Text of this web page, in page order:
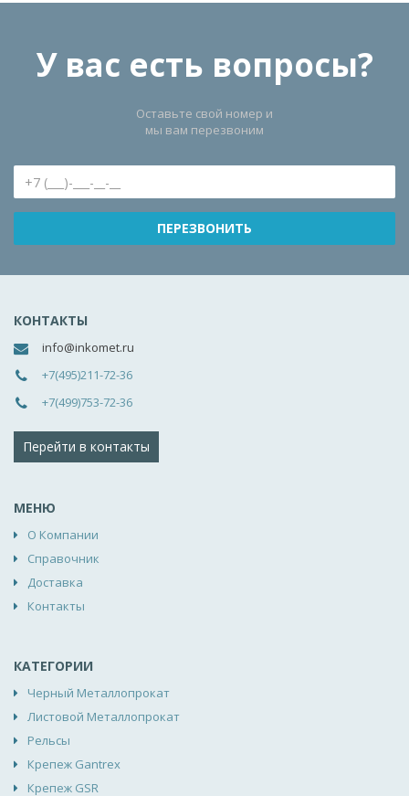
У вас есть вопросы?
Оставьте свой номер и
мы вам перезвоним
КОНТАКТЫ
info@inkomet.ru
+7(495)211-72-36
+7(499)753-72-36
Перейти в контакты
МЕНЮ
О Компании
Справочник
Доставка
Контакты
КАТЕГОРИИ
Черный Металлопрокат
Листовой Металлопрокат
Рельсы
Крепеж Gantrex
Крепеж GSR